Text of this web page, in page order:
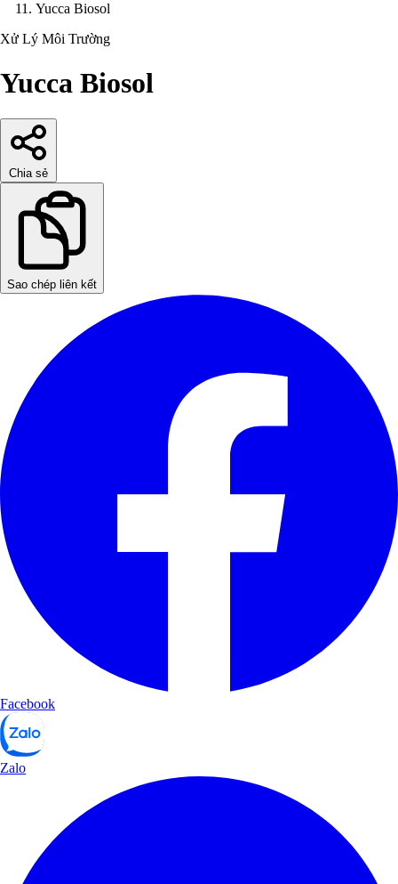
Yucca Biosol
Xử Lý Môi Trường
Yucca Biosol
Chia sẻ
Sao chép liên kết
Facebook
Zalo